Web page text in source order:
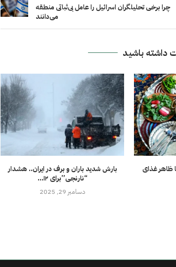
چرا برخی تحلیلگران اسرائیل را عامل بی‌ثباتی منطقه
می‌دانند
باشید
بارش شدید باران و برف در ایران.. هشدار
“نارنجی”برای ۱۲...
دسامبر 29, 2025
ظاهر غذای